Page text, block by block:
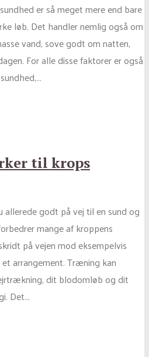
er så meget mere end bare
løb. Det handler nemlig også om
vand, sove godt om natten,
For alle disse faktorer er også
til krops
allerede godt på vej til en sund og
mange af kroppens
på vejen mod eksempelvis
arrangement. Træning kan
dit blodomløb og dit
Det...